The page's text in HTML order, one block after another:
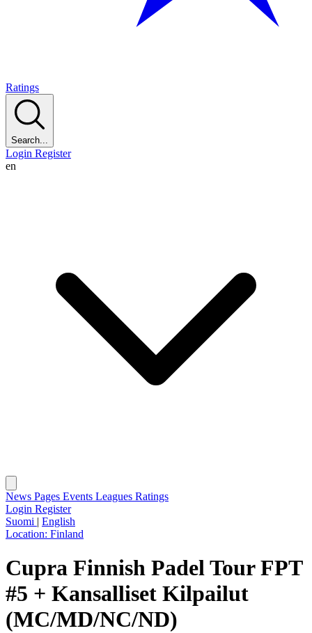
Ratings
Search...
Login Register
en
News Pages Events Leagues Ratings
Login Register
Suomi | English
Location: Finland
Cupra Finnish Padel Tour FPT
#5 + Kansalliset Kilpailut
(MC/MD/NC/ND)